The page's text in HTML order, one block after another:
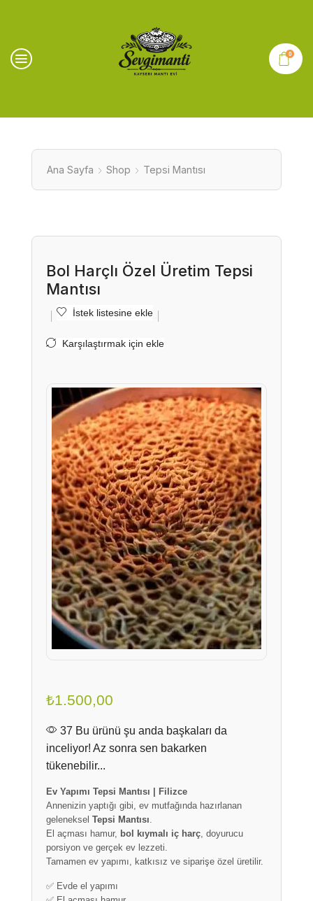
0
Ana Sayfa Shop Tepsi Mantısı
Bol Harçlı Özel Üretim Tepsi
Mantısı
İstek listesine ekle
Karşılaştırmak için ekle
₺1.500,00
37 Bu ürünü şu anda başkaları da
inceliyor! Az sonra sen bakarken
tükenebilir...
Ev Yapımı Tepsi Mantısı | Filizce
Annenizin yaptığı gibi, ev mutfağında hazırlanan
geleneksel Tepsi Mantısı.
El açması hamur, bol kıymalı iç harç, doyurucu
porsiyon ve gerçek ev lezzeti.
Tamamen ev yapımı, katkısız ve siparişe özel üretilir.
✅ Evde el yapımı